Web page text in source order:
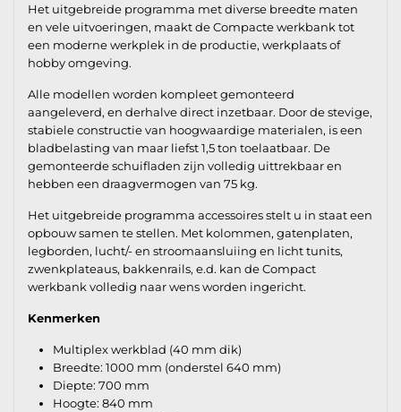
Het uitgebreide programma met diverse breedte maten
en vele uitvoeringen, maakt de Compacte werkbank tot
een moderne werkplek in de productie, werkplaats of
hobby omgeving.
Alle modellen worden kompleet gemonteerd
aangeleverd, en derhalve direct inzetbaar. Door de stevige,
stabiele constructie van hoogwaardige materialen, is een
bladbelasting van maar liefst 1,5 ton toelaatbaar. De
gemonteerde schuifladen zijn volledig uittrekbaar en
hebben een draagvermogen van 75 kg.
Het uitgebreide programma accessoires stelt u in staat een
opbouw samen te stellen. Met kolommen, gatenplaten,
legborden, lucht/- en stroomaansluiing en licht tunits,
zwenkplateaus, bakkenrails, e.d. kan de Compact
werkbank volledig naar wens worden ingericht.
Kenmerken
Multiplex werkblad (40 mm dik)
Breedte: 1000 mm (onderstel 640 mm)
Diepte: 700 mm
Hoogte: 840 mm